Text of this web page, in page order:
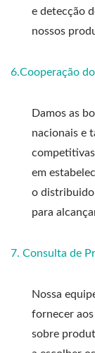
e detecção
nossos
6.Cooperação
Damos as
nacionais e
em
o
para
7. Consulta de
Nossa
fornecer
sobre